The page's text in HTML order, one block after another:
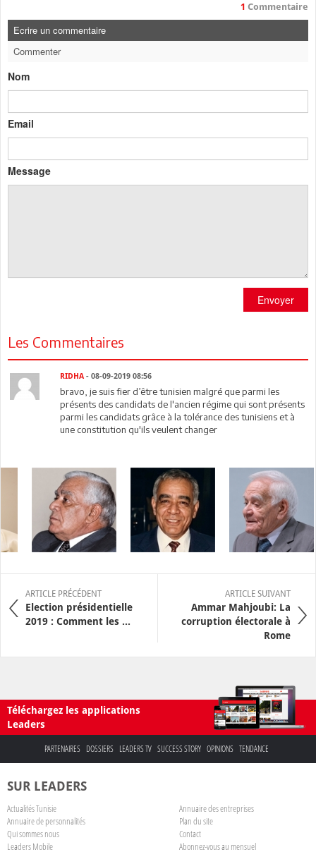
1 Commentaire
Ecrire un commentaire
Commenter
Nom
Email
Message
Envoyer
Les Commentaires
RIDHA - 08-09-2019 08:56
bravo, je suis fier d’être tunisien malgré que parmi les
présents des candidats de l'ancien régime qui sont présents
parmi les candidats grâce à la tolérance des tunisiens et à
une constitution qu'ils veulent changer
ARTICLE PRÉCÉDENT
Election présidentielle
2019 : Comment les ...
ARTICLE SUIVANT
Ammar Mahjoubi: La
corruption électorale à
Rome
Téléchargez les applications
Leaders
PARTENAIRES DOSSIERS LEADERS TV SUCCESS STORY OPINIONS TENDANCE
SUR LEADERS
Actualités Tunisie
Annuaire des entreprises
Annuaire de personnalités
Plan du site
Qui sommes nous
Contact
Leaders Mobile
Abonnez-vous au mensuel